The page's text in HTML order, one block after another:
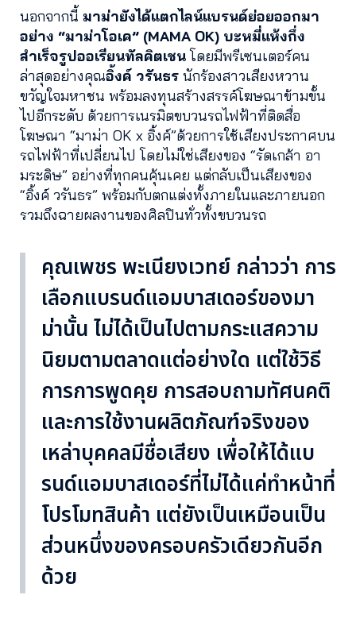
นอกจากนี้ มาม่ายังได้แตกไลน์แบรนด์ย่อยออกมา
อย่าง “มาม่าโอเค” (MAMA OK) บะหมี่แห้งกึ่ง
สำเร็จรูปออเรียนทัลคิตเชนโดยมีพรีเซนเตอร์คน
ล่าสุดอย่างคุณอิ้งค์ วรันธร นักร้องสาวเสียงหวาน
ขวัญใจมหาชน พร้อมลงทุนสร้างสรรค์โฆษณาข้ามขั้น
ไปอีกระดับ ด้วยการเนรมิตขบวนรถไฟฟ้าที่ติดสื่อ
โฆษณา “มาม่า OK x อิ้งค์”ด้วยการใช้เสียงประกาศบน
รถไฟฟ้าที่เปลี่ยนไป โดยไม่ใช่เสียงของ “รัดเกล้า อา
มระดิษ” อย่างที่ทุกคนคุ้นเคย แต่กลับเป็นเสียงของ
“อิ้งค์ วรันธร” พร้อมกับตกแต่งทั้งภายในและภายนอก
รวมถึงฉายผลงานของศิลปินทั่วทั้งขบวนรถ
คุณเพชร พะเนียงเวทย์ กล่าวว่า การ
เลือกแบรนด์แอมบาสเดอร์ของมา
ม่านั้น ไม่ได้เป็นไปตามกระแสความ
นิยมตามตลาดแต่อย่างใด แต่ใช้วิธี
การการพูดคุย การสอบถามทัศนคติ
และการใช้งานผลิตภัณฑ์จริงของ
เหล่าบุคคลมีชื่อเสียง เพื่อให้ได้แบ
รนด์แอมบาสเดอร์ที่ไม่ได้แค่ทำหน้าที่
โปรโมทสินค้า แต่ยังเป็นเหมือนเป็น
ส่วนหนึ่งของครอบครัวเดียวกันอีก
ด้วย